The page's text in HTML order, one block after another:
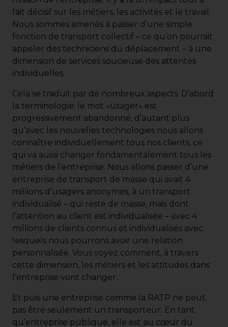
fait décisif sur les métiers, les activités et le travail.
Nous sommes amenés à passer d’une simple
fonction de transport collectif – ce qu’on pourrait
appeler des techniciens du déplacement – à une
dimension de services soucieuse des attentes
individuelles.
Cela se traduit par de nombreux aspects. D’abord
la terminologie: le mot «usager» est
progressivement abandonné, d’autant plus
qu’avec les nouvelles technologies nous allons
connaître individuellement tous nos clients, ce
qui va aussi changer fondamentalement tous les
métiers de l’entreprise. Nous allons passer d’une
entreprise de transport de masse qui avait 4
millions d’usagers anonymes, à un transport
individualisé – qui reste de masse, mais dont
l’attention au client est individualisée – avec 4
millions de clients connus et individualisés avec
lesquels nous pourrons avoir une relation
personnalisée. Vous voyez comment, à travers
cette dimension, les métiers et les attitudes dans
l’entreprise vont changer.
Et puis une entreprise comme la RATP ne peut
pas être seulement un transporteur. En tant
qu’entreprise publique, elle est au cœur du